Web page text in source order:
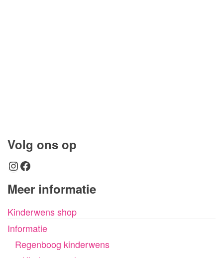
Volg ons op
Instagram
Facebook
Meer informatie
Kinderwens shop
Informatie
Regenboog kinderwens